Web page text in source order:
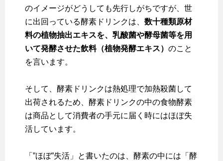
のイメージがどうしても先行しがちですが、世
に出回っている酵素ドリンクは、 数十種類原材
料の植物抽出エキスを、乳酸菌や酵母菌等を用
いて発酵させた飲料（植物発酵エキス） のこと
を言います。
そして、酵素ドリンクは熱処理で加熱殺菌して
出荷されるため、酵素ドリンクの中の食物酵素
は商品として消費者の手元に届く時にはほぼ失
活しています。
「”ほぼ”失活」と書いたのは、酵素の中には「酵